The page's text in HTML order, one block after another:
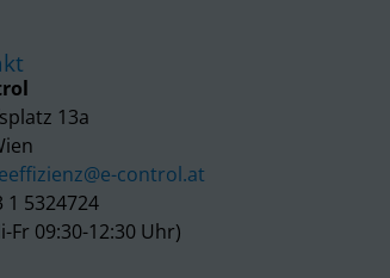
13a
control.at
1 5324724
Fr 09:30-12:30 Uhr)